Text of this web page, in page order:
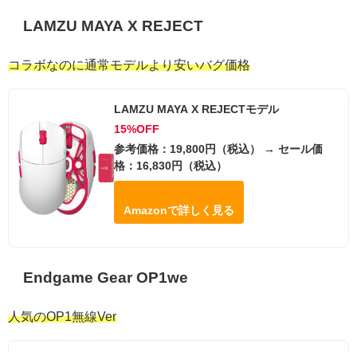
LAMZU MAYA X REJECT
コラボなのに通常モデルより安いバグ価格
LAMZU MAYA X REJECTモデル
15%OFF
参考価格：19,800円（税込） → セール価
格：16,830円（税込）
Amazonで詳しく見る
Endgame Gear OP1we
人気のOP1無線Ver